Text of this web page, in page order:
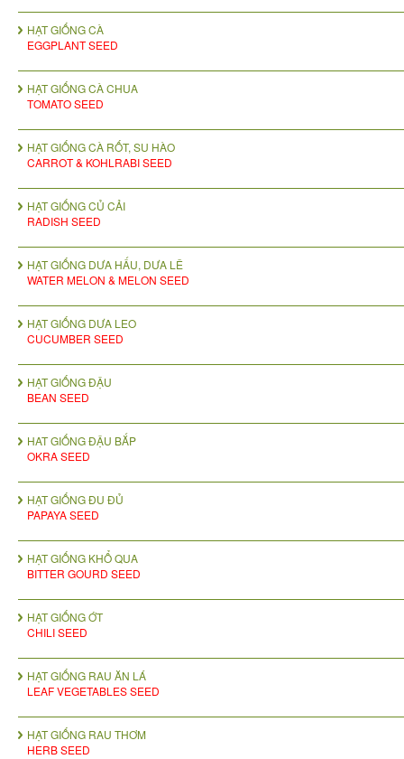
HẠT GIỐNG CÀ
EGGPLANT SEED
HẠT GIỐNG CÀ CHUA
TOMATO SEED
HẠT GIỐNG CÀ RỐT, SU HÀO
CARROT & KOHLRABI SEED
HẠT GIỐNG CỦ CẢI
RADISH SEED
HẠT GIỐNG DƯA HẤU, DƯA LÊ
WATER MELON & MELON SEED
HẠT GIỐNG DƯA LEO
CUCUMBER SEED
HẠT GIỐNG ĐẬU
BEAN SEED
HAT GIỐNG ĐẬU BẮP
OKRA SEED
HẠT GIỐNG ĐU ĐỦ
PAPAYA SEED
HẠT GIỐNG KHỔ QUA
BITTER GOURD SEED
HẠT GIỐNG ỚT
CHILI SEED
HẠT GIỐNG RAU ĂN LÁ
LEAF VEGETABLES SEED
HẠT GIỐNG RAU THƠM
HERB SEED